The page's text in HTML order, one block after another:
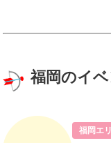
福岡のイ
福岡エ